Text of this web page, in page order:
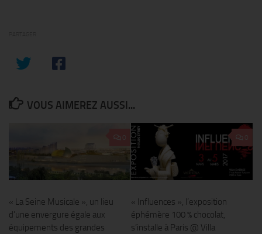
VOUS AIMEREZ AUSSI...
« La Seine Musicale », un lieu
d’une envergure égale aux
équipements des grandes
« Influences », l’exposition
éphémère 100 % chocolat,
s’installe à Paris @ Villa